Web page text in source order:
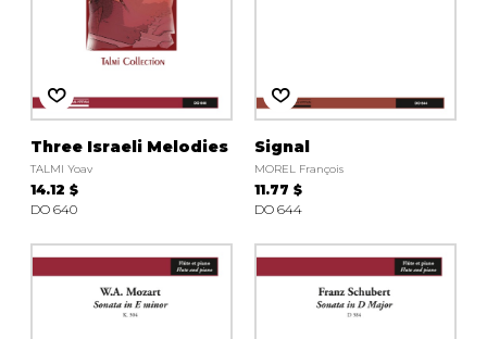
Three Israeli Melodies
TALMI Yoav
14.12 $
DO 640
Signal
MOREL François
11.77 $
DO 644